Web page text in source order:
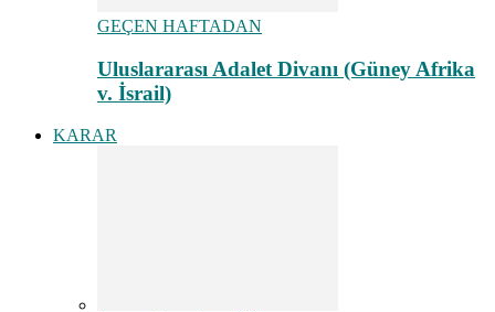
GEÇEN HAFTADAN
Uluslararası Adalet Divanı (Güney Afrika
v. İsrail)
KARAR